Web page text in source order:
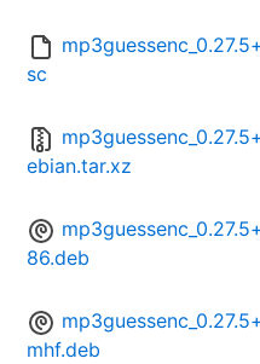
sc
ebian.tar.xz
86.deb
mhf.deb